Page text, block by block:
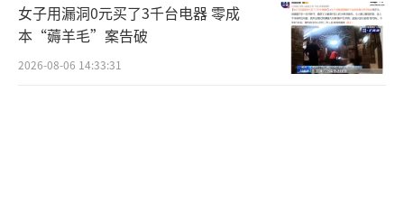
女子用漏洞0元买了3千台电器 零成
本“薅羊毛”案告破
2026-08-06 14:33:31